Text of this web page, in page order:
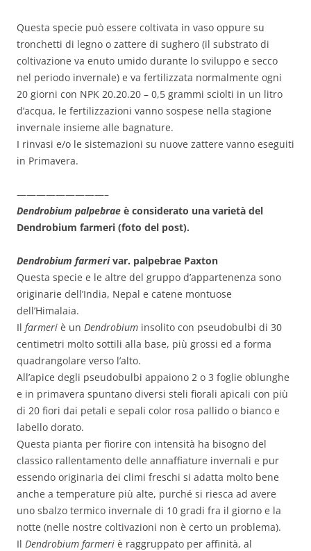
Questa specie può essere coltivata in vaso oppure su
tronchetti di legno o zattere di sughero (il substrato di
coltivazione va enuto umido durante lo sviluppo e secco
nel periodo invernale) e va fertilizzata normalmente ogni
20 giorni con NPK 20.20.20 – 0,5 grammi sciolti in un litro
d’acqua, le fertilizzazioni vanno sospese nella stagione
invernale insieme alle bagnature.
I rinvasi e/o le sistemazioni su nuove zattere vanno eseguiti
in Primavera.
—————————–
Dendrobium palpebrae è considerato una varietà del
Dendrobium farmeri (foto del post).
Dendrobium farmerivar. palpebrae Paxton
Questa specie e le altre del gruppo d’appartenenza sono
originarie dell’India, Nepal e catene montuose
dell’Himalaia.
Il farmeri è un Dendrobium insolito con pseudobulbi di 30
centimetri molto sottili alla base, più grossi ed a forma
quadrangolare verso l’alto.
All’apice degli pseudobulbi appaiono 2 o 3 foglie oblunghe
e in primavera spuntano diversi steli fiorali apicali con più
di 20 fiori dai petali e sepali color rosa pallido o bianco e
labello dorato.
Questa pianta per fiorire con intensità ha bisogno del
classico rallentamento delle annaffiature invernali e pur
essendo originaria dei climi freschi si adatta molto bene
anche a temperature più alte, purché si riesca ad avere
uno sbalzo termico invernale di 10 gradi fra il giorno e la
notte (nelle nostre coltivazioni non è certo un problema).
Il Dendrobium farmeri è raggruppato per affinità, al